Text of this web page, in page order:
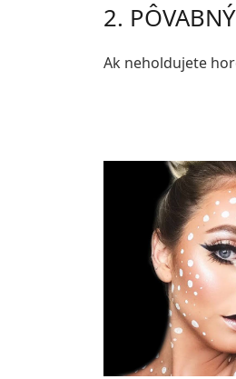
2.
Ak neholdujete